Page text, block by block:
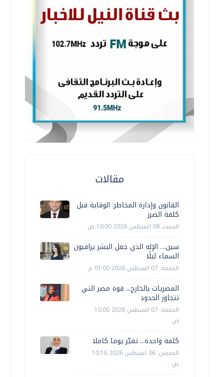
مقالات
القانون وإدارة المخاطر: الوقاية قبل
كلفة الضرر
السبت، 08 اغسطس 2026 10:00 ص
سين… الإله الذي جعل البشر يراقبون
السماء ليلًا
الجمعة، 07 اغسطس 2026 01:00 م
المصريات بالخارج... قوة مصر التي
تتجاوز الحدود
الجمعة، 07 اغسطس 2026 10:00
ص
كلمة واحدة... تغيّر يوما كاملا
الخميس، 06 اغسطس 2026 10:10
ص